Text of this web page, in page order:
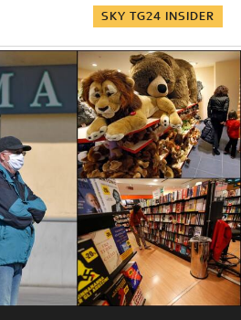
SKY TG24 INSIDER